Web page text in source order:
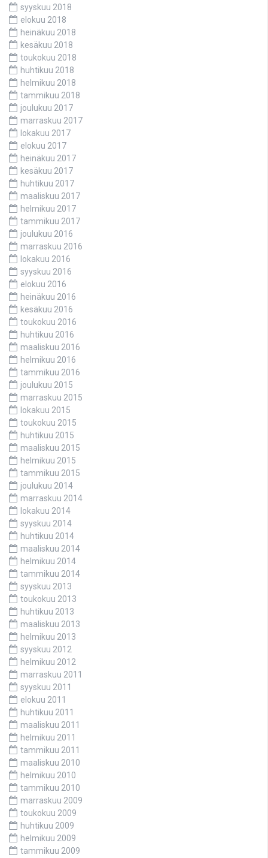
syyskuu 2018
elokuu 2018
heinäkuu 2018
kesäkuu 2018
toukokuu 2018
huhtikuu 2018
helmikuu 2018
tammikuu 2018
joulukuu 2017
marraskuu 2017
lokakuu 2017
elokuu 2017
heinäkuu 2017
kesäkuu 2017
huhtikuu 2017
maaliskuu 2017
helmikuu 2017
tammikuu 2017
joulukuu 2016
marraskuu 2016
lokakuu 2016
syyskuu 2016
elokuu 2016
heinäkuu 2016
kesäkuu 2016
toukokuu 2016
huhtikuu 2016
maaliskuu 2016
helmikuu 2016
tammikuu 2016
joulukuu 2015
marraskuu 2015
lokakuu 2015
toukokuu 2015
huhtikuu 2015
maaliskuu 2015
helmikuu 2015
tammikuu 2015
joulukuu 2014
marraskuu 2014
lokakuu 2014
syyskuu 2014
huhtikuu 2014
maaliskuu 2014
helmikuu 2014
tammikuu 2014
syyskuu 2013
toukokuu 2013
huhtikuu 2013
maaliskuu 2013
helmikuu 2013
syyskuu 2012
helmikuu 2012
marraskuu 2011
syyskuu 2011
elokuu 2011
huhtikuu 2011
maaliskuu 2011
helmikuu 2011
tammikuu 2011
maaliskuu 2010
helmikuu 2010
tammikuu 2010
marraskuu 2009
toukokuu 2009
huhtikuu 2009
helmikuu 2009
tammikuu 2009